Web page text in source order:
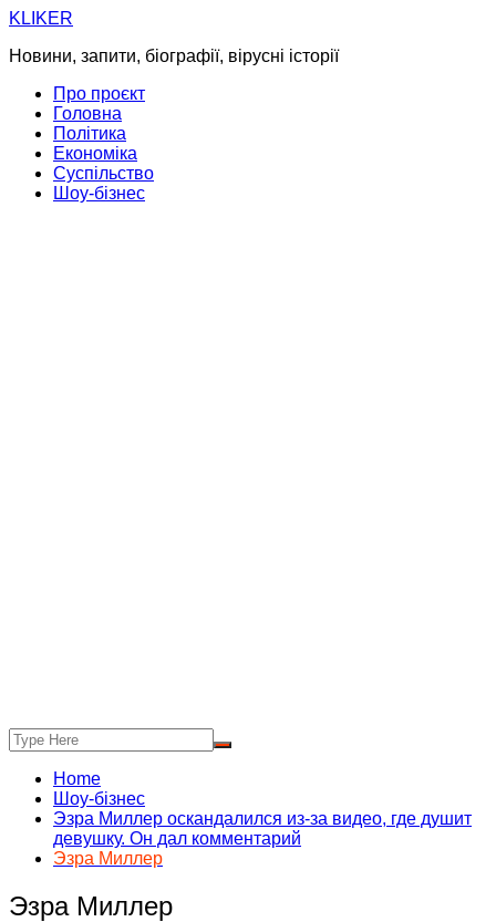
Skip
content
KLIKER
Новини, запити, біографії, вірусні історії
Про проєкт
Головна
Політика
Економіка
Суспільство
Шоу-бізнес
Home
Шоу-бізнес
Эзра Миллер оскандалился из-за видео, где душит
девушку. Он дал комментарий
Эзра Миллер
Эзра Миллер